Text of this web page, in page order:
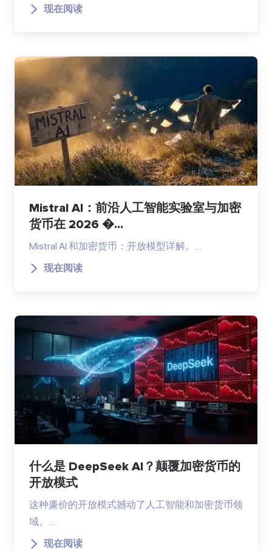
现在阅读
Mistral AI：前沿人工智能实验室与加密
货币在 2026 �...
Mistral AI 和加密货币：开放模型详解。…
现在阅读
什么是 DeepSeek AI？颠覆加密货币的
开放模式
这种廉价的开放模式撼动了人工智能和加密货币领
域。…
现在阅读